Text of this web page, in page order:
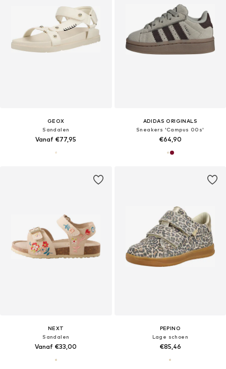
GEOX
Sandalen
Vanaf €77,95
ADIDAS ORIGINALS
Sneakers 'Campus 00s'
€64,90
NEXT
Sandalen
Vanaf €33,00
PEPINO
Lage schoen
€85,46